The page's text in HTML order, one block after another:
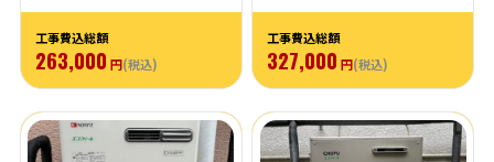
工事費込総額
263,000 円(税込)
工事費込総額
327,000 円(税込)